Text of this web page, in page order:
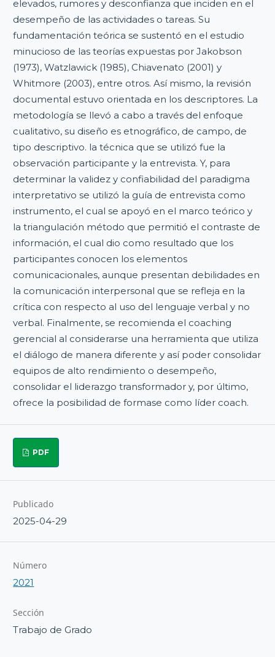
elevados, rumores y desconfianza que inciden en el
desempeño de las actividades o tareas. Su
fundamentación teórica se sustentó en el estudio
minucioso de las teorías expuestas por Jakobson
(1973), Watzlawick (1985), Chiavenato (2001) y
Whitmore (2003), entre otros. Así mismo, la revisión
documental estuvo orientada en los descriptores. La
metodología se llevó a cabo a través del enfoque
cualitativo, su diseño es etnográfico, de campo, de
tipo descriptivo. la técnica que se utilizó fue la
observación participante y la entrevista. Y, para
determinar la validez y confiabilidad del paradigma
interpretativo se utilizó la guía de entrevista como
instrumento, el cual se apoyó en el marco teórico y
la triangulación método que permitió el contraste de
información, el cual dio como resultado que los
participantes conocen los elementos
comunicacionales, aunque presentan debilidades en
la comunicación interpersonal que se refleja en la
crítica con respecto al uso del lenguaje verbal y no
verbal. Finalmente, se recomienda el coaching
gerencial al considerarse una herramienta que utiliza
el diálogo de manera diferente y así poder consolidar
equipos de alto rendimiento o desempeño,
consolidar el liderazgo transformador y, por último,
ofrece la posibilidad de formase como líder coach.
PDF
Publicado
2025-04-29
Número
2021
Sección
Trabajo de Grado